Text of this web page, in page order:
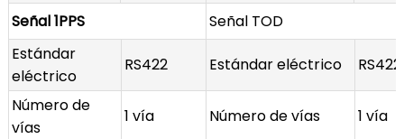
Señal 1PPS
Señal TOD
Estándar
eléctrico
RS422 Estándar eléctrico
RS422
Número de
vías
1 vía Número de vías
1 vía